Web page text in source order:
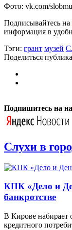
Фото: vk.com/
Подписывайтесь на
информация в
Тэги: грант музей
Поделиться
Подпишитесь на
Слухи в
КПК «Дело и
банкротстве
В Кирове
кредитного